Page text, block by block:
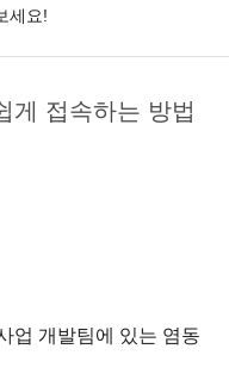
세요!
게 접속하는 방법
업 개발팀에 있는 염동